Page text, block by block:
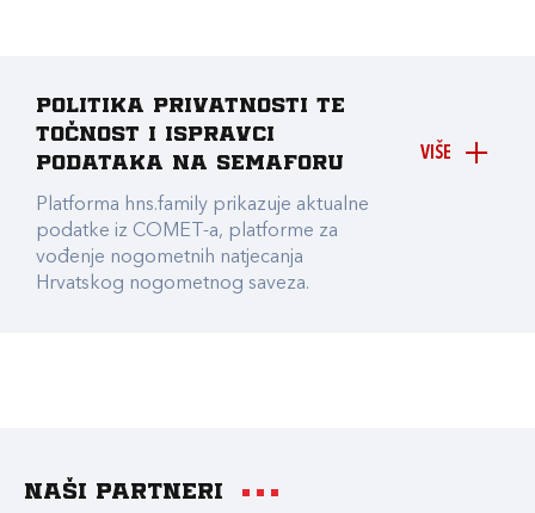
VIŠE
Politika privatnosti te
točnost i ispravci
podataka na Semaforu
Platforma hns.family prikazuje aktualne
podatke iz COMET-a, platforme za
vođenje nogometnih natjecanja
Hrvatskog nogometnog saveza.
Naši partneri